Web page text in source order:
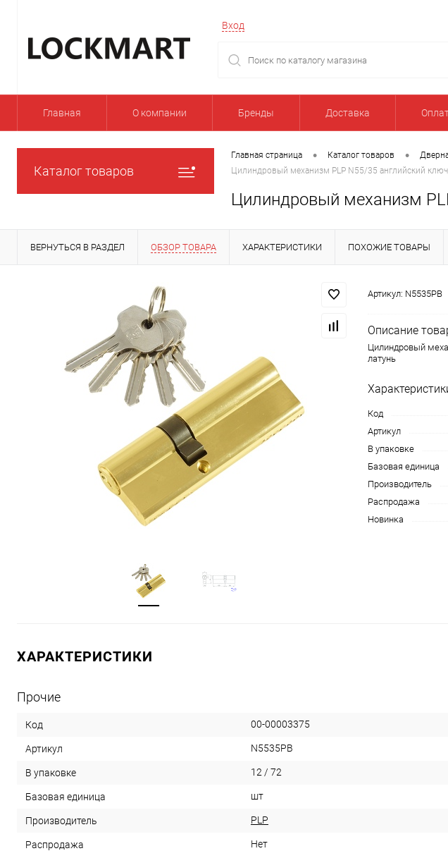
Вход
Главная О компании Бренды Доставка
Каталог товаров
Главная страница • Каталог товаров •
Цилиндровый механизм PLP N55/35 английский
Цилиндровый механизм
ВЕРНУТЬСЯ В РАЗДЕЛ ОБЗОР ТОВАРА ХАРАКТЕРИСТИКИ ПОХОЖИЕ ТОВАРЫ
Артикул: N5535PB
Описание
Цилиндровый
латунь
Код
Артикул
В упаковке
Базовая единица
Производитель
Распродажа
Новинка
ХАРАКТЕРИСТИКИ
Прочие
Код 00-00003375
Артикул N5535PB
В упаковке 12 / 72
Базовая единица шт
Производитель PLP
Распродажа Нет